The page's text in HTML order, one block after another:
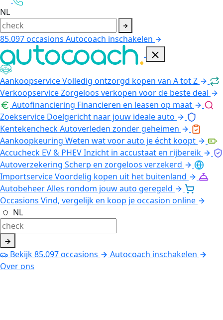
NL
85.097occasions Autocoach inschakelen
AankoopserviceVolledig ontzorgd kopen van A tot Z
VerkoopserviceZorgeloos verkopen voor de beste deal
Autofinanciering Financieren en leasen op maat
Zoekservice Doelgericht naar jouw ideale auto
KentekencheckAutoverleden zonder geheimen
Aankoopkeuring Weten wat voor auto je écht koopt
Accucheck EV & PHEVInzicht in accustaat en rijbereik
Autoverzekering Scherp en zorgeloos verzekerd
ImportserviceVoordelig kopen uit het buitenland
AutobeheerAlles rondom jouw auto geregeld
Occasions Vind, vergelijk en koop je occasion online
NL
Bekijk85.097occasions
Autocoach inschakelen
Over ons